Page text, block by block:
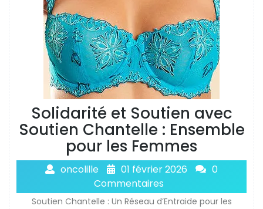
Solidarité et Soutien avec
Soutien Chantelle : Ensemble
pour les Femmes
oncolille 01 février 2026
0
Commentaires
Soutien Chantelle : Un Réseau d’Entraide pour les